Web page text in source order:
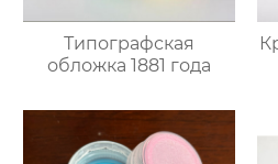
Типографская
обложка 1881 года